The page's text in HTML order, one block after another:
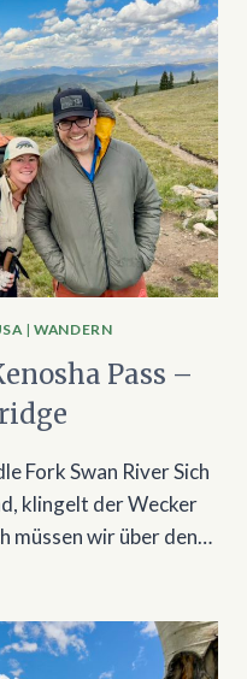
|WANDERN
Pass –
Fork Swan River Sich
klingelt der Wecker
müssen wir über den…